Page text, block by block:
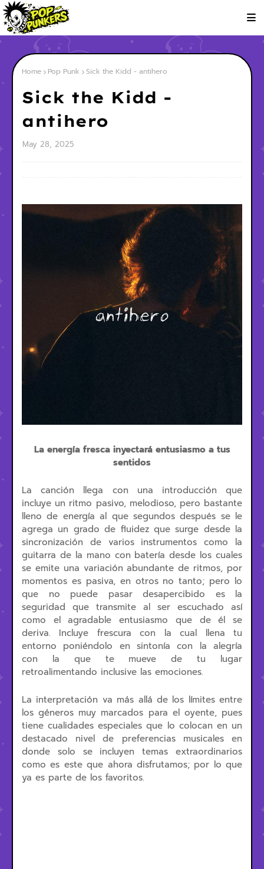
Home Pop Punk Sick the Kidd - antihero
Sick the Kidd -
antihero
May 28, 2025
La energía fresca inyectará entusiasmo a tus
sentidos
La canción llega con una introducción que
incluye un ritmo pasivo, melodioso, pero bastante
lleno de energía al que segundos después se le
agrega un grado de fluidez que surge desde la
sincronización de varios instrumentos como la
guitarra de la mano con batería desde los cuales
se emite una variación abundante de ritmos, por
momentos es pasiva, en otros no tanto; pero lo
que no puede pasar desapercibido es la
seguridad que transmite al ser escuchado así
como el agradable entusiasmo que de él se
deriva. Incluye frescura con la cual llena tu
entorno poniéndolo en sintonía con la alegría
con la que te mueve de tu lugar
retroalimentando inclusive las emociones.
La interpretación va más allá de los límites entre
los géneros muy marcados para el oyente, pues
tiene cualidades especiales que lo colocan en un
destacado nivel de preferencias musicales en
donde solo se incluyen temas extraordinarios
como es este que ahora disfrutamos; por lo que
ya es parte de los favoritos.